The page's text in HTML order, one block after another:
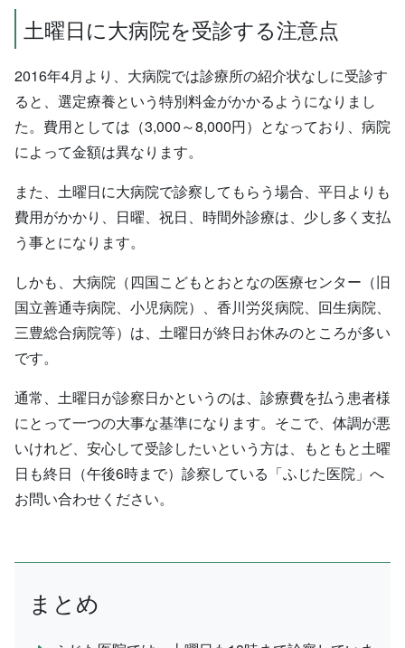
土曜日に大病院を受診する注意点
2016年4月より、大病院では診療所の紹介状なしに受診す
ると、選定療養という特別料金がかかるようになりまし
た。費用としては（3,000～8,000円）となっており、病院
によって金額は異なります。
また、土曜日に大病院で診察してもらう場合、平日よりも
費用がかかり、日曜、祝日、時間外診療は、少し多く支払
う事とになります。
しかも、大病院（四国こどもとおとなの医療センター（旧
国立善通寺病院、小児病院）、香川労災病院、回生病院、
三豊総合病院等）は、土曜日が終日お休みのところが多い
です。
通常、土曜日が診察日かというのは、診療費を払う患者様
にとって一つの大事な基準になります。そこで、体調が悪
いけれど、安心して受診したいという方は、もともと土曜
日も終日（午後6時まで）診察している「ふじた医院」へ
お問い合わせください。
まとめ